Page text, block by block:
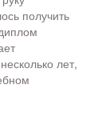
получить
лет,